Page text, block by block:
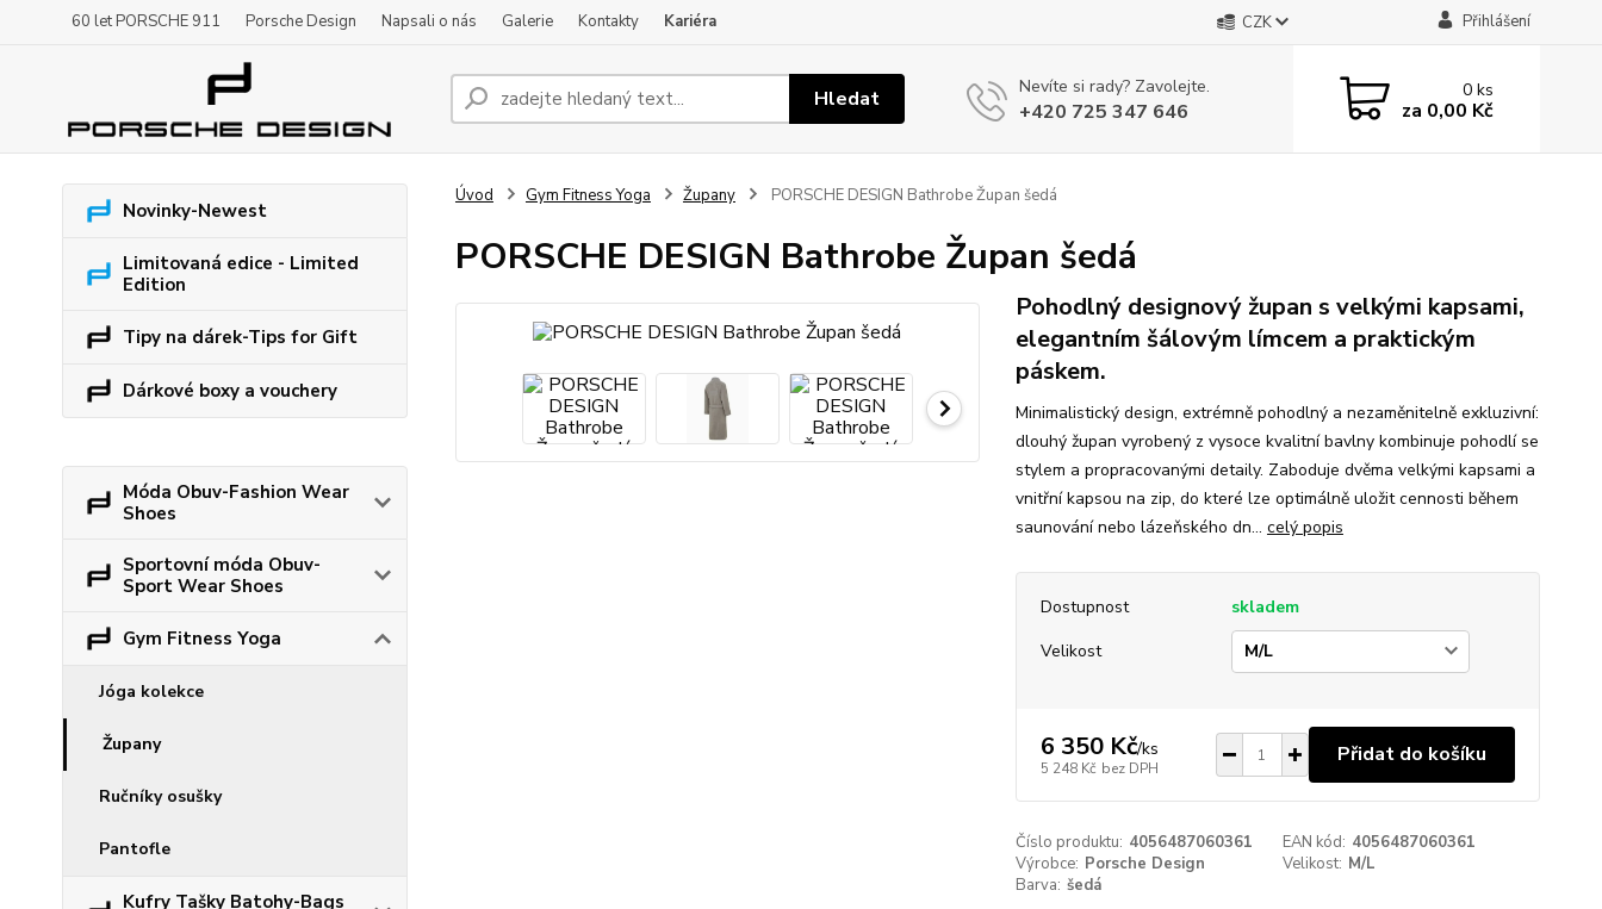
60 let PORSCHE 911 Porsche Design Napsali o nás Galerie Kontakty Kariéra CZK Přihlášení
Hledat Nevíte si rady? Zavolejte.
+420 725 347 646
0ks
za 0,00 Kč
Novinky-Newest
Limitovaná edice - Limited
Edition
Tipy na dárek-Tips for Gift
Dárkové boxy a vouchery
Móda Obuv-Fashion Wear
Shoes
Sportovní móda Obuv-
Sport Wear Shoes
Gym Fitness Yoga
Jóga kolekce
Župany
Ručníky osušky
Pantofle
Kufry Tašky Batohy-Bags
Úvod Gym Fitness Yoga Župany PORSCHE DESIGN Bathrobe Župan šedá
PORSCHE DESIGN Bathrobe Župan šedá
Pohodlný designový župan s velkými kapsami,
elegantním šálovým límcem a praktickým
páskem.
Minimalistický design, extrémně pohodlný a nezaměnitelně exkluzivní:
dlouhý župan vyrobený z vysoce kvalitní bavlny kombinuje pohodlí se
stylem a propracovanými detaily. Zaboduje dvěma velkými kapsami a
vnitřní kapsou na zip, do které lze optimálně uložit cennosti během
saunování nebo lázeňského dn... celý popis
Dostupnost
skladem
Velikost
6 350 Kč/ks
5 248 Kč bez DPH
Přidat do košíku
Číslo produktu: 4056487060361 EAN kód: 4056487060361
Výrobce: Porsche Design Velikost: M/L
Barva: šedá